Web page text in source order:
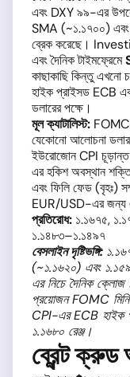
এবং DXY ৯৯-এর উপরে
SMA (~১.১৭০০)
ব্রেক করেছে।
এবং দৈনিক টাইমফ্রেমে
কাছাকাছি কিন্তু এখনো
হাইক প্রাইসড ECB
ডলারের পক্ষে।
মূল ক্যাটালিস্ট: FOMC
যেকোনো আলোচনা
ইউরোজোন CPI
এর হকিশ অবস্থান
এবং ফিলি ফেড (বৃহঃ)
EUR/USD-এর জন্য
প্রতিরোধ: ১.১৬৭৫,
১.১৪৮৩–১.১৪৯৭
বেসলাইন দৃষ্টিভঙ্গি:
(~১.১৬২০) এবং
এর নিচে দৈনিক
প্রয়োজন FOMC
CPI-এর ECB হাইক
১.১৬৮০ রেঞ্জ।
ব্রেন্ট